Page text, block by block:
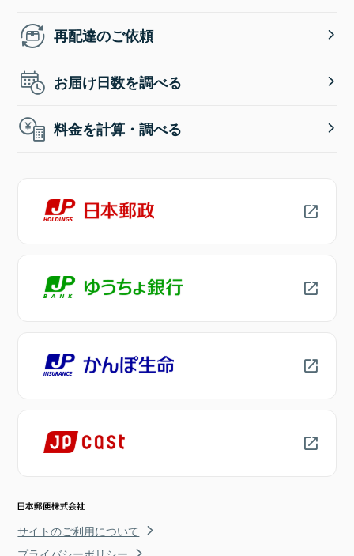
再配達のご依頼
お届け日数を調べる
料金を計算・調べる
サイトのご利用について